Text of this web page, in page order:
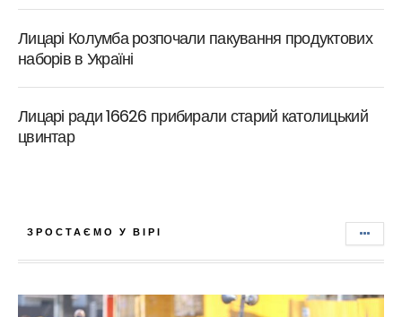
Лицарі Колумба розпочали пакування продуктових
наборів в Україні
Лицарі ради 16626 прибирали старий католицький
цвинтар
ЗРОСТАЄМО У ВІРІ